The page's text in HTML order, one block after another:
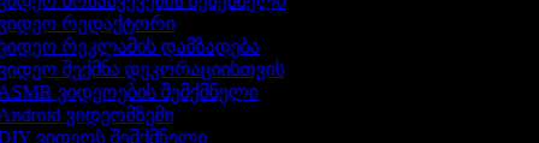
რედაქტორი
რეკლამის დამზადება
შექმნა დეკორაციისთვის
ვიდეოების შემქმნელი
ვიდეომზემი
ვიდეოს შემქმნელი